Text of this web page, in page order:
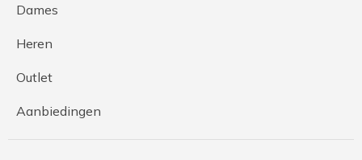
Dames
Heren
Outlet
Aanbiedingen